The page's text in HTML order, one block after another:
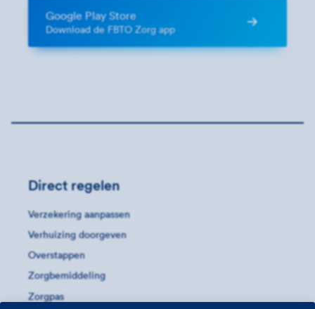
Google Play Store
Download de FBTO Zorg app
Direct regelen
Verzekering aanpassen
Verhuizing doorgeven
Overstappen
Zorgbemiddeling
Zorgpas